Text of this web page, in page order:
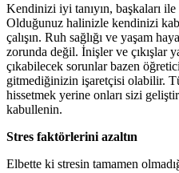
Kendinizi iyi tanıyın, başkaları
Olduğunuz halinizle kendinizi
çalışın. Ruh sağlığı ve yaşam
zorunda değil. İnişler ve çıkışlar
çıkabilecek sorunlar bazen
gitmediğinizin işaretçisi olabilir.
hissetmek yerine onları sizi
kabullenin.
Stres faktörlerini azaltın
Elbette ki stresin tamamen